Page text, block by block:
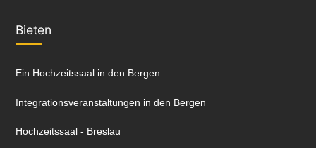
Bieten
Ein Hochzeitssaal in den Bergen
Integrationsveranstaltungen in den Bergen
Hochzeitssaal - Breslau